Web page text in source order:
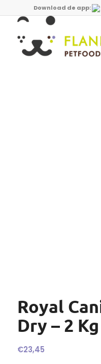
Download de app:
Royal
Dry – 2 Kg
€23,45